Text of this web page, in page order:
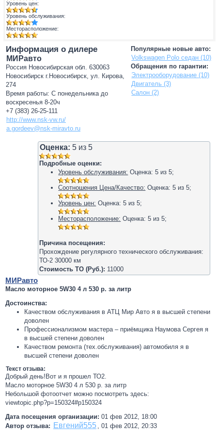
Уровень цен:
Уровень обслуживания:
Месторасположение:
Популярные новые авто:
Volkswagen Polo седан (10)
Обращения по гарантии:
Электрооборудование (10)
Двигатель (3)
Салон (2)
Информация о дилере
МИРавто
Россия Новосибирская обл. 630063
Новосибирск г.Новосибирск, ул. Кирова,
274
Время работы: С понедельника до
воскресенья 8-20ч
+7 (383) 26-25-111
http://www.nsk-vw.ru/
a.gordeev@nsk-miravto.ru
Оценка: 5 из5
Подробные оценки:
Уровень обслуживания: Оценка:5 из5;
Соотношения Цена/Качество: Оценка:5 из5;
Уровень цен: Оценка:5 из5;
Месторасположение: Оценка:5 из5;
Причина посещения:
Прохождение регулярного технического обслуживания:
ТО-2 30000 км
Стоимость ТО (Руб.): 11000
МИРавто
Масло моторное 5W30 4 л 530 р. за литр
Достоинства:
Качеством обслуживания в АТЦ Мир Авто я в высшей степени
доволен
Профессионализмом мастера – приёмщика Наумова Сергея я
в высшей степени доволен
Качеством ремонта (тех.обслуживания) автомобиля я в
высшей степени доволен
Текст отзыва:
Добрый день!Вот и я прошел ТО2.
Масло моторное 5W30 4 л 530 р. за литр
Небольшой фотоотчет можно посмотреть здесь:
viewtopic.php?p=150324#p150324
Дата посещения организации: 01 фев 2012, 18:00
Автор отзыва: Евгений555 , 01 фев 2012, 20:33